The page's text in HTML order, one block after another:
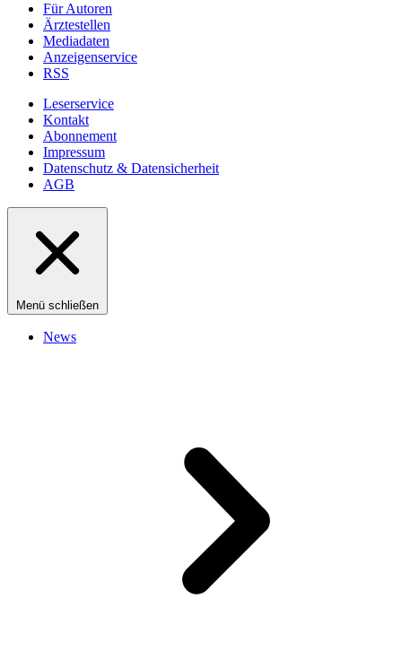
Für Autoren
Ärztestellen
Mediadaten
Anzeigenservice
RSS
Leserservice
Kontakt
Abonnement
Impressum
Datenschutz & Datensicherheit
AGB
Menü schließen
News